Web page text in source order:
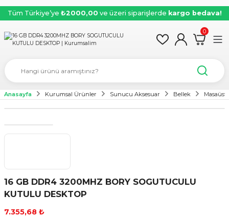
Tüm Türkiye’ye ₺2000,00 ve üzeri siparişlerde kargo bedava!
0
Anasayfa Kurumsal Ürünler Sunucu Aksesuar Bellek
16 GB DDR4 3200MHZ BORY SOGUTUCULU
KUTULU DESKTOP
7.355,68 ₺